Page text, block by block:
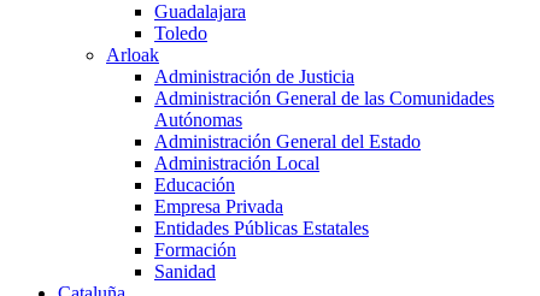
Guadalajara
Toledo
Arloak
Administración de Justicia
Administración General de las Comunidades
Autónomas
Administración General del Estado
Administración Local
Educación
Empresa Privada
Entidades Públicas Estatales
Formación
Sanidad